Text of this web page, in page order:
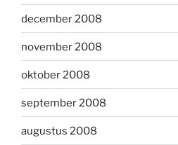
december 2008
november 2008
oktober 2008
september 2008
augustus 2008